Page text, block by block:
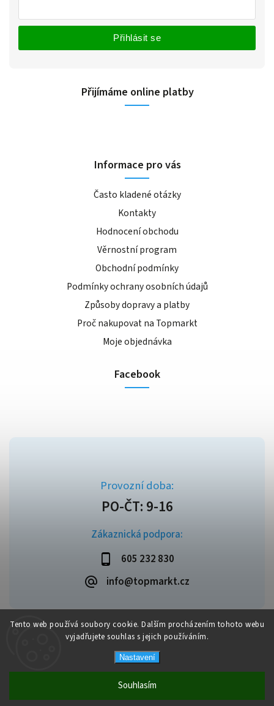
Tento web používá soubory cookie. Dalším procházením tohoto webu
vyjadřujete souhlas s jejich používáním.
Nastavení
Souhlasím
Zákaznická podpora:
605 232 830
info@topmarkt.cz
Přihlásit se
Přijímáme online platby
Informace pro vás
Často kladené otázky
Kontakty
Hodnocení obchodu
Věrnostní program
Obchodní podmínky
Podmínky ochrany osobních údajů
Způsoby dopravy a platby
Proč nakupovat na Topmarkt
Moje objednávka
Facebook
Copyright 2026 Topmarkt.cz. Všechna práva vyhrazena.
VytvořilShoptet| Design